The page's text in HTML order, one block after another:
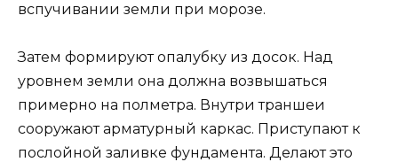
вспучивании земли при морозе.
Затем формируют опалубку из досок. Над
уровнем земли она должна возвышаться
примерно на полметра. Внутри траншеи
сооружают арматурный каркас. Приступают к
послойной заливке фундамента. Делают это